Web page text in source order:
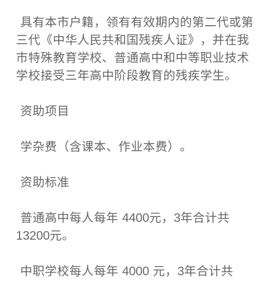
具有本市户籍，领有有效期内的第二代或第
三代《中华人民共和国残疾人证》，并在我
市特殊教育学校、普通高中和中等职业技术
学校接受三年高中阶段教育的残疾学生。
资助项目
学杂费（含课本、作业本费）。
资助标准
普通高中每人每年 4400元，3年合计共
13200元。
中职学校每人每年 4000 元，3年合计共